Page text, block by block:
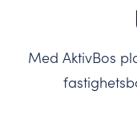
Med AktivBos